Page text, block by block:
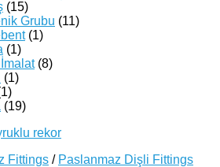
(15)
Grubu (11)
(1)
(1)
(8)
(1)
(19)
Fittings / Paslanmaz Dişli Fittings